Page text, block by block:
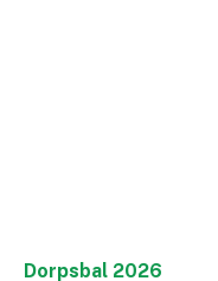
Dorpsbal 2026